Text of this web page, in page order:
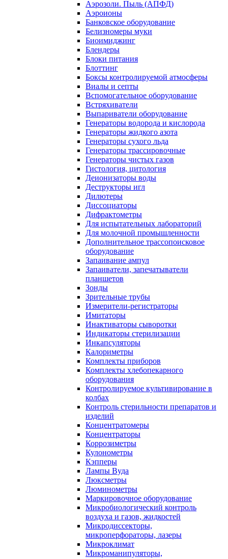
Аэрозоли. Пыль (АПФД)
Аэроионы
Банковское оборудование
Белизномеры муки
Биоимиджинг
Блендеры
Блоки питания
Блоттинг
Боксы контролируемой атмосферы
Виалы и септы
Вспомогательное оборудование
Встряхиватели
Выпариватели оборудование
Генераторы водорода и кислорода
Генераторы жидкого азота
Генераторы сухого льда
Генераторы трассировочные
Генераторы чистых газов
Гистология, цитология
Деионизаторы воды
Деструкторы игл
Дилютеры
Диссоциаторы
Дифрактометры
Для испытательных лабораторий
Для молочной промышленности
Дополнительное трассопоисковое
оборудование
Запаивание ампул
Запаиватели, запечатыватели
планшетов
Зонды
Зрительные трубы
Измерители-регистраторы
Имитаторы
Инактиваторы сыворотки
Индикаторы стерилизации
Инкапсуляторы
Калориметры
Комплекты приборов
Комплекты хлебопекарного
оборудования
Контролируемое культивирование в
колбах
Контроль стерильности препаратов и
изделий
Концентратомеры
Концентраторы
Коррозиметры
Кулонометры
Кэпперы
Лампы Вуда
Люксметры
Люминометры
Маркировочное оборудование
Микробиологический контроль
воздуха и газов, жидкостей
Микродиссекторы,
микроперфораторы, лазеры
Микроклимат
Микроманипуляторы,